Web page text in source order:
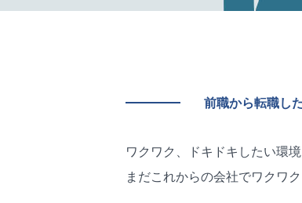
前職から転職し
ワクワク、ドキドキしたい環
まだこれからの会社でワクワ